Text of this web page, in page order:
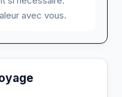
avec vous.